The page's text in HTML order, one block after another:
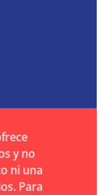
y no
ni una
Para